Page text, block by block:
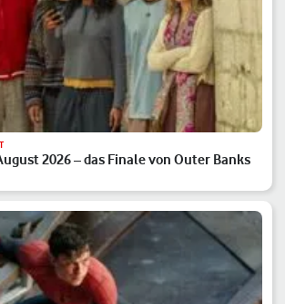
2026 – das Finale von Outer Banks